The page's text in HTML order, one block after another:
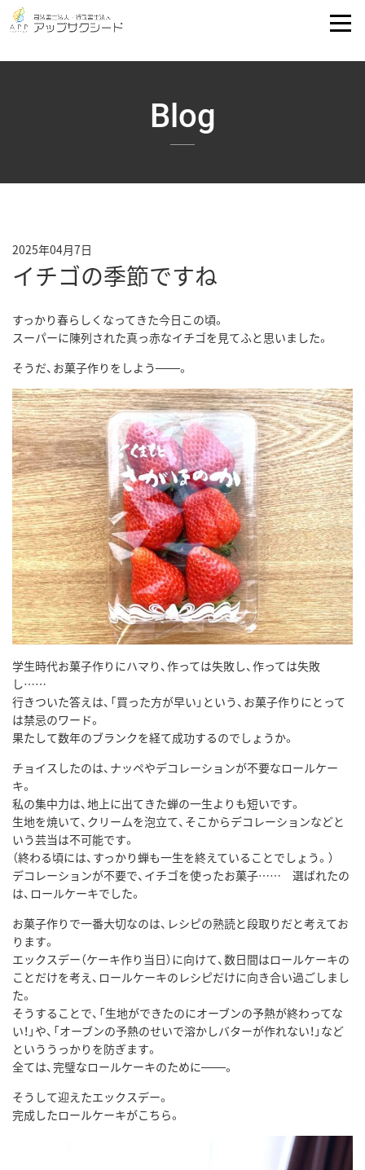
Blog
2025年04月7日
イチゴの季節ですね
すっかり春らしくなってきた今日この頃。
スーパーに陳列された真っ赤なイチゴを見てふと思いました。
そうだ、お菓子作りをしよう───。
学生時代お菓子作りにハマり、作っては失敗し、作っては失敗
し……
行きついた答えは、「買った方が早い」という、お菓子作りにとって
は禁忌のワード。
果たして数年のブランクを経て成功するのでしょうか。
チョイスしたのは、ナッペやデコレーションが不要なロールケー
キ。
私の集中力は、地上に出てきた蝉の一生よりも短いです。
生地を焼いて、クリームを泡立て、そこからデコレーションなどと
いう芸当は不可能です。
（終わる頃には、すっかり蝉も一生を終えていることでしょう。）
デコレーションが不要で、イチゴを使ったお菓子…… 選ばれたの
は、ロールケーキでした。
お菓子作りで一番大切なのは、レシピの熟読と段取りだと考えてお
ります。
エックスデー（ケーキ作り当日）に向けて、数日間はロールケーキの
ことだけを考え、ロールケーキのレシピだけに向き合い過ごしまし
た。
そうすることで、「生地ができたのにオーブンの予熱が終わってな
い！」や、「オーブンの予熱のせいで溶かしバターが作れない！」など
といううっかりを防ぎます。
全ては、完璧なロールケーキのために───。
そうして迎えたエックスデー。
完成したロールケーキがこちら。